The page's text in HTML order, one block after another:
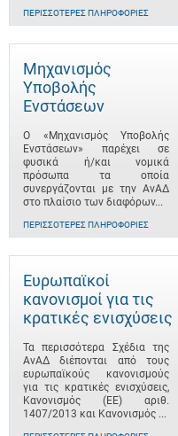
ΠΕΡΙΣΣΌΤΕΡΕΣ ΠΛΗΡΟΦΟΡΊΕΣ
Μηχανισμός
Υποβολής
Ενστάσεων
Ο «Μηχανισμός Υποβολής
Ενστάσεων» παρέχει σε
φυσικά ή/και νομικά
πρόσωπα τα οποία
συνεργάζονται με την ΑνΑΔ
στο πλαίσιο των διαφόρων...
ΠΕΡΙΣΣΌΤΕΡΕΣ ΠΛΗΡΟΦΟΡΊΕΣ
Ευρωπαϊκοί
κανονισμοί για τις
κρατικές ενισχύσεις
Τα περισσότερα Σχέδια της
ΑνΑΔ διέπονται από τους
ευρωπαϊκούς κανονισμούς
για τις κρατικές ενισχύσεις,
Κανονισμός (ΕΕ) αριθ.
1407/2013 και Κανονισμός ...